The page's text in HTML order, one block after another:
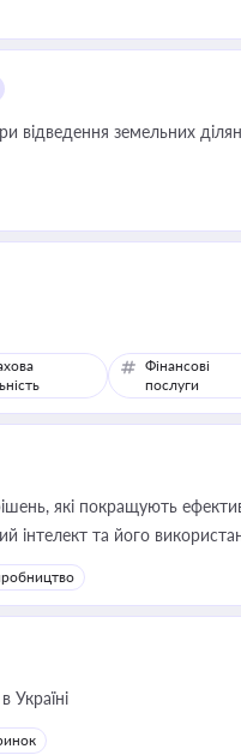
відведення земельних
Фінансові
послуги
які покращують
інтелект та його
Україні